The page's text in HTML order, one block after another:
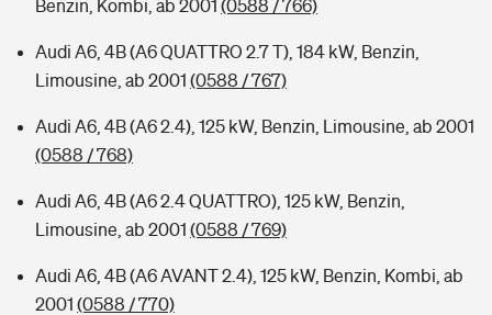
Benzin, Kombi, ab 2001 (0588 / 766)
Audi A6, 4B (A6 QUATTRO 2.7 T), 184 kW, Benzin,
Limousine, ab 2001 (0588 / 767)
Audi A6, 4B (A6 2.4), 125 kW, Benzin, Limousine, ab 2001
(0588 / 768)
Audi A6, 4B (A6 2.4 QUATTRO), 125 kW, Benzin,
Limousine, ab 2001 (0588 / 769)
Audi A6, 4B (A6 AVANT 2.4), 125 kW, Benzin, Kombi, ab
2001 (0588 / 770)